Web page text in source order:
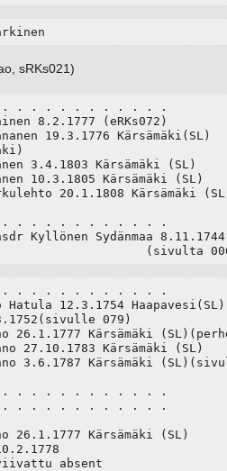
sRKs021)
. . . . . . . . . . .
8.2.1777 (eRKs072)
19.3.1776 Kärsämäki(SL)
3.4.1803 Kärsämäki (SL)
10.3.1805 Kärsämäki (SL)
20.1.1808 Kärsämäki
. . . . . . . . . . .
Kyllönen Sydänmaa
(sivulta
. . . . . . . . . . .
Hatula 12.3.1754
079)
26.1.1777 Kärsämäki
27.10.1783 Kärsämäki (SL)
3.6.1787 Kärsämäki
. . . . . . . . . . .
. . . . . . . . . . .
26.1.1777 Kärsämäki (SL)
absent